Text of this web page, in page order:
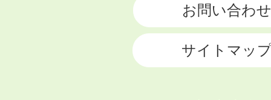
お問い合わせ
サイトマッ